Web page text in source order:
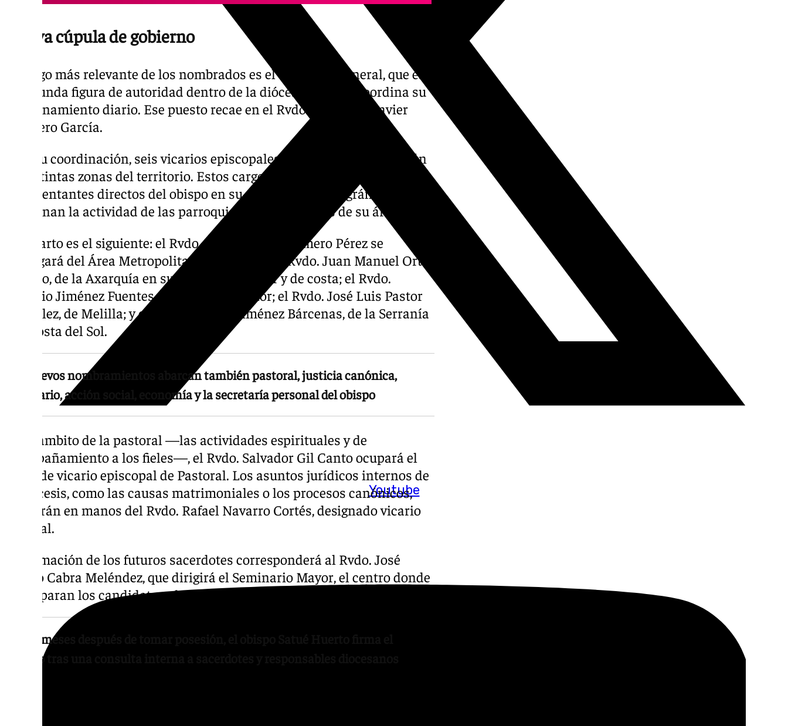
Youtube
Nueva cúpula de gobierno
El cargo más relevante de los nombrados es el de vicario general, que es
la segunda figura de autoridad dentro de la diócesis y quien coordina su
funcionamiento diario. Ese puesto recae en el Rvdo. Francisco Javier
Guerrero García.
Bajo su coordinación, seis vicarios episcopales asumirán la supervisión
de distintas zonas del territorio. Estos cargos actúan como
representantes directos del obispo en su demarcación geográfica y
coordinan la actividad de las parroquias y comunidades de su área.
El reparto es el siguiente: el Rvdo. Miguel Ángel Gamero Pérez se
encargará del Área Metropolitana de Málaga; el Rvdo. Juan Manuel Ortiz
Palomo, de la Axarquía en su vertiente interior y de costa; el Rvdo.
Antonio Jiménez Fuentes, O.SS.T., del Interior; el Rvdo. José Luis Pastor
González, de Melilla; y el Rvdo. Manuel Jiménez Bárcenas, de la Serranía
y la Costa del Sol.
Los nuevos nombramientos abarcan también pastoral, justicia canónica,
seminario, acción social, economía y la secretaría personal del obispo
En el ámbito de la pastoral —las actividades espirituales y de
acompañamiento a los fieles—, el Rvdo. Salvador Gil Canto ocupará el
cargo de vicario episcopal de Pastoral. Los asuntos jurídicos internos de
la diócesis, como las causas matrimoniales o los procesos canónicos,
quedarán en manos del Rvdo. Rafael Navarro Cortés, designado vicario
Judicial.
La formación de los futuros sacerdotes corresponderá al Rvdo. José
Emilio Cabra Meléndez, que dirigirá el Seminario Mayor, el centro donde
se preparan los candidatos al sacerdocio.
Nueve meses después de tomar posesión, el obispo Satué Huerto firma el
decreto tras una consulta interna a sacerdotes y responsables diocesanos